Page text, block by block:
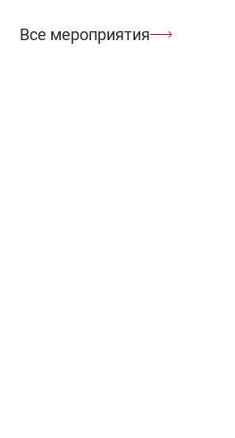
Все мероприятия